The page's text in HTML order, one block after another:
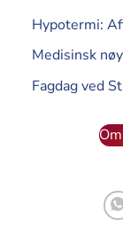
Hypotermi:
Medisinsk
Fagdag ved